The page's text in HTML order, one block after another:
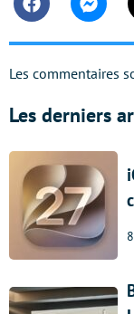
Facebook
Les commentaires
Les derniers